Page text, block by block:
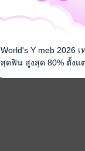
World's Y meb 2026
สุดฟิน สูงสุด 80% ตั้งแ